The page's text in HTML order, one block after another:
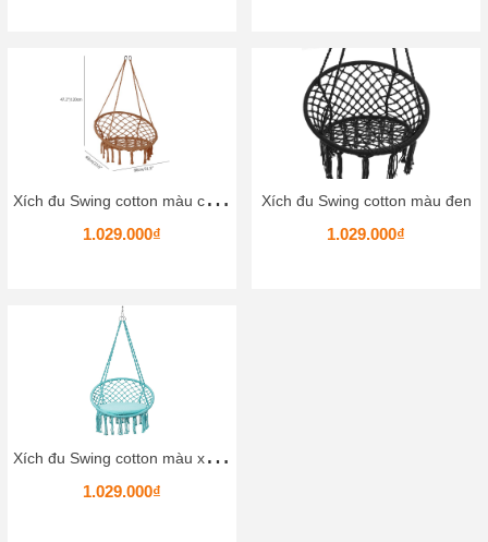
X
ích đu Swing cotton màu cà phê_Chất liệu an toàn thư giãn thoải mái
1.029.000₫
Xích đu Swing cotton màu đen
1.029.000₫
X
ích đu Swing cotton màu xanh ngọc_Chất liệu an toàn thư giãn thoải mái
1.029.000₫